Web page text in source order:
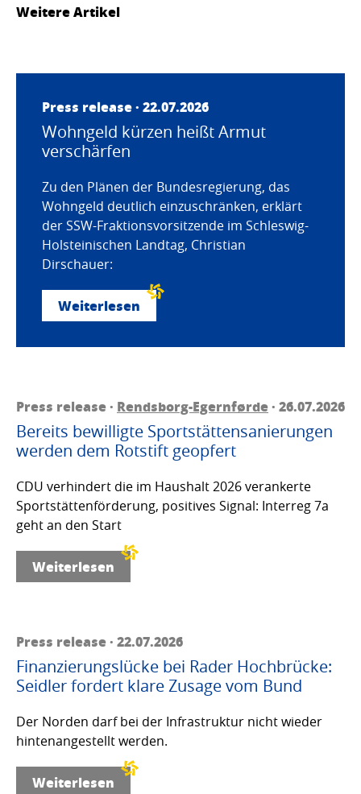
Weitere Artikel
Press release · 22.07.2026
Wohngeld kürzen heißt Armut
verschärfen
Zu den Plänen der Bundesregierung, das
Wohngeld deutlich einzuschränken, erklärt
der SSW-Fraktionsvorsitzende im Schleswig-
Holsteinischen Landtag, Christian
Dirschauer:
Weiterlesen
Press release · Rendsborg-Egernførde· 26.07.2026
Bereits bewilligte Sportstättensanierungen
werden dem Rotstift geopfert
CDU verhindert die im Haushalt 2026 verankerte
Sportstättenförderung, positives Signal: Interreg 7a
geht an den Start
Weiterlesen
Press release · 22.07.2026
Finanzierungslücke bei Rader Hochbrücke:
Seidler fordert klare Zusage vom Bund
Der Norden darf bei der Infrastruktur nicht wieder
hintenangestellt werden.
Weiterlesen